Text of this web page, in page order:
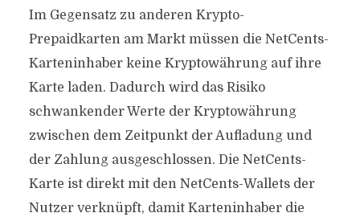
Im Gegensatz zu anderen Krypto-
Prepaidkarten am Markt müssen die NetCents-
Karteninhaber keine Kryptowährung auf ihre
Karte laden. Dadurch wird das Risiko
schwankender Werte der Kryptowährung
zwischen dem Zeitpunkt der Aufladung und
der Zahlung ausgeschlossen. Die NetCents-
Karte ist direkt mit den NetCents-Wallets der
Nutzer verknüpft, damit Karteninhaber die